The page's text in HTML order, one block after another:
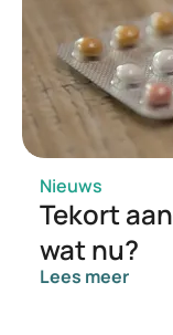
Nieuws
Tekort
wat nu?
Lees meer